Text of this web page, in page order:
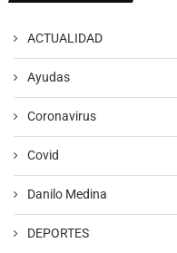
ACTUALIDAD
Ayudas
Coronavirus
Covid
Danilo Medina
DEPORTES